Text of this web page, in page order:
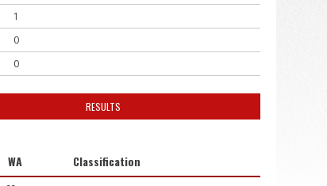
1
0
0
RESULTS
WA Classification